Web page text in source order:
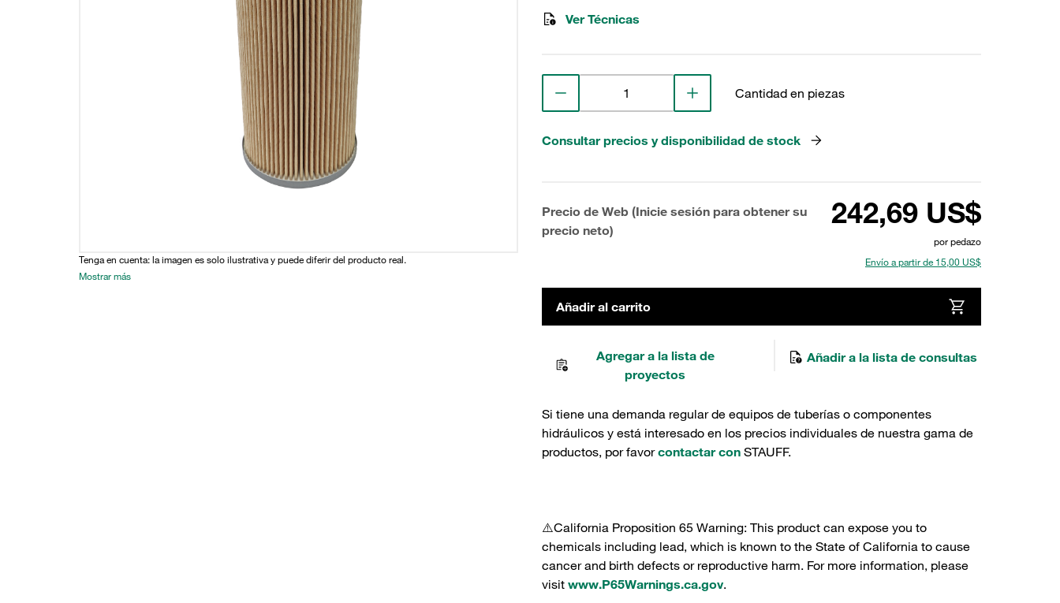
Tenga en cuenta: la imagen es solo ilustrativa y puede diferir del producto real.
Mostrar más
Ver Técnicas
Cantidad en piezas
Consultar precios y disponibilidad de stock
Precio de Web (Inicie sesión para obtener su
precio neto)
242,69 US$
por pedazo
Envío a partir de 15,00 US$
Añadir al carrito
Agregar a la lista de
proyectos
Añadir a la lista de consultas
Si tiene una demanda regular de equipos de tuberías o componentes
hidráulicos y está interesado en los precios individuales de nuestra gama de
productos, por favorcontactar con STAUFF.
⚠️California Proposition 65 Warning: This product can expose you to
chemicals including lead, which is known to the State of California to cause
cancer and birth defects or reproductive harm. For more information, please
visit www.P65Warnings.ca.gov.